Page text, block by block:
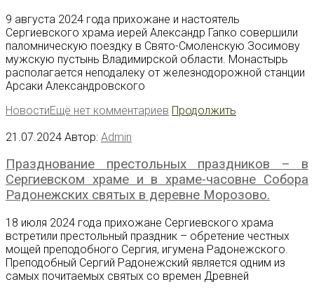
9 августа 2024 года прихожане и настоятель
Сергиевского храма иерей Александр Гапко совершили
паломническую поездку в Свято-Смоленскую Зосимову
мужскую пустынь Владимирской области. Монастырь
располагается неподалеку от железнодорожной станции
Арсаки Александровского
НовостиЕщё нет комментариев Продолжить
21.07.2024 Автор: Admin
Празднование престольных праздников – в
Сергиевском храме и в храме-часовне Собора
Радонежских святых в деревне Морозово.
18 июля 2024 года прихожане Сергиевского храма
встретили престольный праздник – обретение честных
мощей преподобного Сергия, игумена Радонежского.
Преподобный Сергий Радонежский является одним из
самых почитаемых святых со времен Древней